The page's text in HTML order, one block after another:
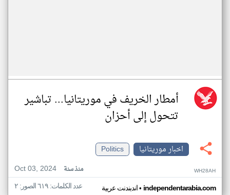
أمطار الخريف في موريتانيا... تباشير
تتحول إلى أحزان
اخبار موريتانيا
Politics
Oct 03, 2024
منذ سنة WH28AH
اندبندنت عربية• independentarabia.com عدد الكلمات: ٦١٩ الصور: ٢